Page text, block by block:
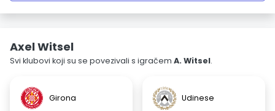
Axel Witsel
Svi klubovi koji su se povezivali s igračem A. Witsel.
Girona Udinese